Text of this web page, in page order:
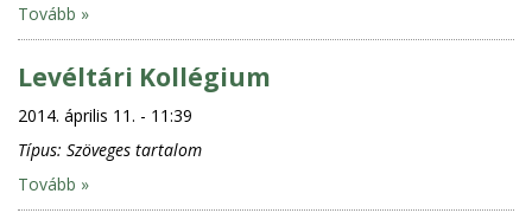
Tovább »
Levéltári Kollégium
2014. április 11. - 11:39
Típus: Szöveges tartalom
Tovább »